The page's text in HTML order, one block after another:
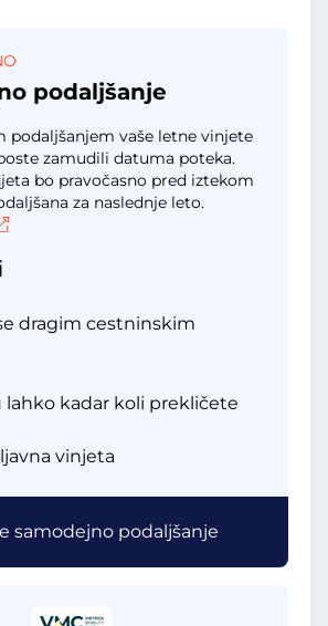
podaljšanje
podaljšanjem vaše letne vinjete
zamudili datuma poteka.
bo pravočasno pred iztekom
za naslednje leto.
dragim cestninskim
lahko kadar koli prekličete
vinjeta
samodejno podaljšanje